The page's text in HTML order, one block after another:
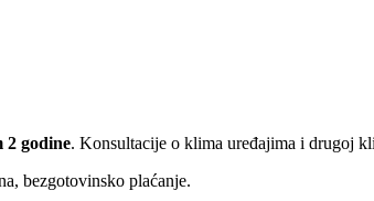
2 godine. Konsultacije o klima uređajima i drugoj
bezgotovinsko plaćanje.